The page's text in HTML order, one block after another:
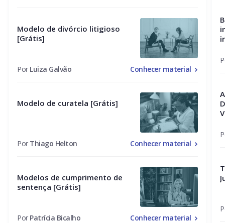
Modelo de divórcio litigioso
[Grátis]
Por Luiza Galvão Conhecer material
Modelo de curatela [Grátis]
Por Thiago Helton Conhecer material
Modelos de cumprimento de
sentença [Grátis]
Por Patrícia Bicalho Conhecer material